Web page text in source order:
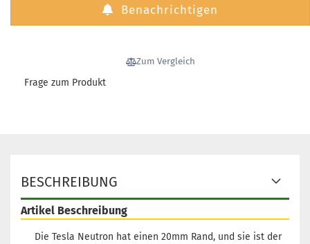
Benachrichtigen
Zum Vergleich
Frage zum Produkt
BESCHREIBUNG
Artikel Beschreibung
Die Tesla Neutron hat einen 20mm Rand, und sie ist der